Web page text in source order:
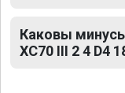
Каковы
XC70 III 2 4 D4